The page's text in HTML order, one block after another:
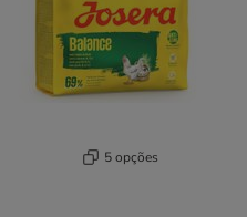
5 opções